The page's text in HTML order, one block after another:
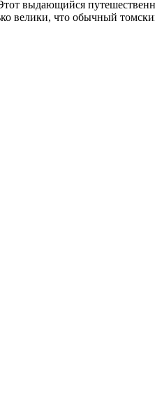
выдающийся
велики, что обычный